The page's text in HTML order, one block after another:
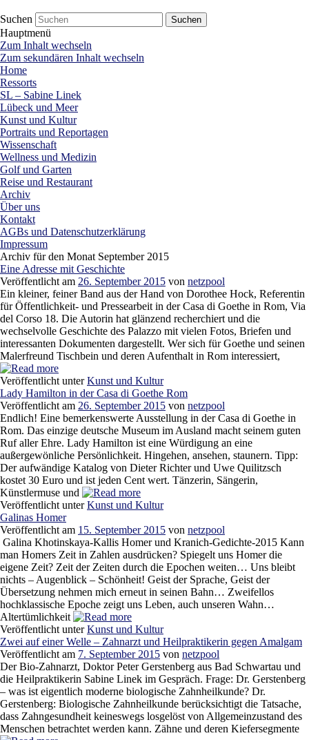
Suchen
Hauptmenü
Zum Inhalt wechseln
Zum sekundären Inhalt wechseln
Home
Ressorts
SL – Sabine Linek
Lübeck und Meer
Kunst und Kultur
Portraits und Reportagen
Wissenschaft
Wellness und Medizin
Golf und Garten
Reise und Restaurant
Archiv
Über uns
Kontakt
AGBs und Datenschutzerklärung
Impressum
Archiv für den Monat September 2015
Eine Adresse mit Geschichte
Veröffentlicht am 26. September 2015 von netzpool
Ein kleiner, feiner Band aus der Hand von Dorothee Hock, Referentin
für Öffentlichkeit- und Pressearbeit in der Casa di Goethe in Rom, Via
del Corso 18. Die Autorin hat glänzend recherchiert und die
wechselvolle Geschichte des Palazzo mit vielen Fotos, Briefen und
interessanten Dokumenten dargestellt. Wer sich für Goethe und seinen
Malerfreund Tischbein und deren Aufenthalt in Rom interessiert,
Veröffentlicht unter Kunst und Kultur
Lady Hamilton in der Casa di Goethe Rom
Veröffentlicht am 26. September 2015 von netzpool
Endlich! Eine bemerkenswerte Ausstellung in der Casa di Goethe in
Rom. Das einzige deutsche Museum im Ausland macht seinem guten
Ruf aller Ehre. Lady Hamilton ist eine Würdigung an eine
außergewönliche Persönlichkeit. Hingehen, ansehen, staunern. Tipp:
Der aufwändige Katalog von Dieter Richter und Uwe Quilitzsch
kostet 30 Euro und ist jeden Cent wert. Tänzerin, Sängerin,
Künstlermuse und
Veröffentlicht unter Kunst und Kultur
Galinas Homer
Veröffentlicht am 15. September 2015 von netzpool
Galina Khotinskaya-Kallis Homer und Kranich-Gedichte-2015 Kann
man Homers Zeit in Zahlen ausdrücken? Spiegelt uns Homer die
eigene Zeit? Zeit der Zeiten durch die Epochen weiten… Uns bleibt
nichts – Augenblick – Schönheit! Geist der Sprache, Geist der
Übersetzung nehmen mich erneut in seinen Bahn… Zweifellos
hochklassische Epoche zeigt uns Leben, auch unseren Wahn…
Altertümlichkeit
Veröffentlicht unter Kunst und Kultur
Zwei auf einer Welle – Zahnarzt und Heilpraktikerin gegen Amalgam
Veröffentlicht am 7. September 2015 von netzpool
Der Bio-Zahnarzt, Doktor Peter Gerstenberg aus Bad Schwartau und
die Heilpraktikerin Sabine Linek im Gespräch. Frage: Dr. Gerstenberg
– was ist eigentlich moderne biologische Zahnheilkunde? Dr.
Gerstenberg: Biologische Zahnheilkunde berücksichtigt die Tatsache,
dass Zahngesundheit keineswegs losgelöst von Allgemeinzustand des
Menschen betrachtet werden kann. Zähne und deren Kiefersegmente